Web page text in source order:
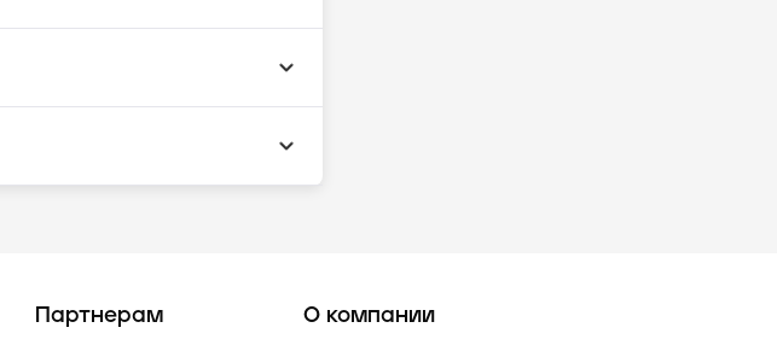
Партнерам О компании